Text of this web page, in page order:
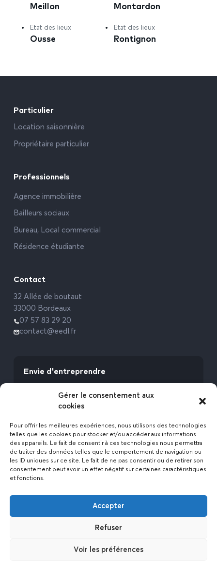
Gérer le consentement aux
cookies
Pour offrir les meilleures expériences, nous utilisons des technologies
telles que les cookies pour stocker et/ou accéder aux informations
des appareils. Le fait de consentir à ces technologies nous permettra
de traiter des données telles que le comportement de navigation ou
les ID uniques sur ce site. Le fait de ne pas consentir ou de retirer son
consentement peut avoir un effet négatif sur certaines caractéristiques
et fonctions.
Accepter
Refuser
Voir les préférences
Meillon Montardon
Etat des lieux
Ousse
Etat des lieux
Rontignon
Particulier
Location saisonnière
Propriétaire particulier
Professionnels
Agence immobilière
Bailleurs sociaux
Bureau, Local commercial
Résidence étudiante
Contact
32 Allée de boutaut
33000 Bordeaux
07 57 83 29 20
contact@eedl.fr
Envie d'entreprendre
avec l’Expert Etat des Lieux !
Rejoignez-nous
Politique de confidentialité